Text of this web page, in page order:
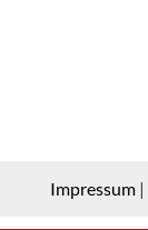
Impressum |